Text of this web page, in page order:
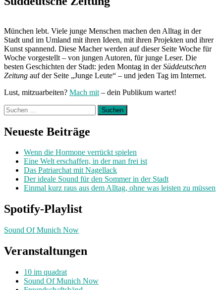
München lebt. Viele junge Menschen machen den Alltag in der
Stadt und im Umland mit ihren Ideen, mit ihren Projekten und ihrer
Kunst spannend. Diese Macher werden auf dieser Seite Woche für
Woche vorgestellt – von jungen Autoren, für junge Leser. Die
besten Geschichten der Stadt: jeden Montag in derSüddeutschen
Zeitung auf der Seite „Junge Leute“ – und jeden Tag im Internet.
Lust, mitzuarbeiten? Mach mit – dein Publikum wartet!
Suchen
nach:
Neueste Beiträge
Wenn die Hormone verrückt spielen
Eine Welt erschaffen, in der man frei ist
Das Patriarchat mit Nagellack
Der ideale Sound für den Sommer in der Stadt
Einmal kurz raus aus dem Alltag, ohne was leisten zu müssen
Spotify-Playlist
Sound Of Munich Now
Veranstaltungen
10 im quadrat
Sound Of Munich Now